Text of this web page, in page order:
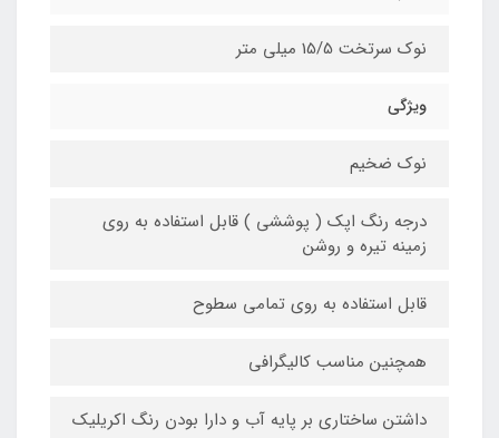
نوک سرتخت 15/5 میلی متر
ویژگی
نوک ضخیم
درجه رنگ اپک ( پوششی ) قابل استفاده به روی
زمینه تیره و روشن
قابل استفاده به روی تمامی سطوح
همچنین مناسب کالیگرافی
داشتن ساختاری بر پایه آب و دارا بودن رنگ اکریلیک